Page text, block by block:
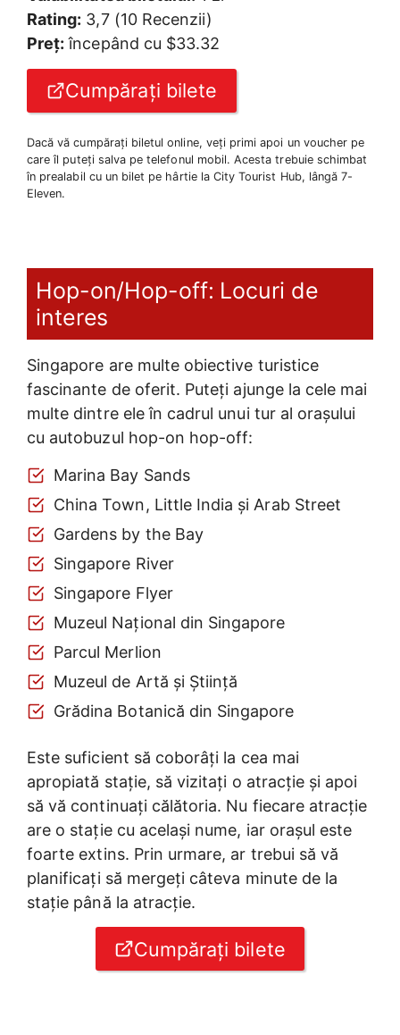
Rating: 3,7 (10 Recenzii)
Preț: începând cu $33.32
Cumpărați bilete
Dacă vă cumpărați biletul online, veți primi apoi un voucher pe
care îl puteți salva pe telefonul mobil. Acesta trebuie schimbat
în prealabil cu un bilet pe hârtie la City Tourist Hub, lângă 7-
Eleven.
Hop-on/Hop-off: Locuri de
interes
Singapore are multe obiective turistice
fascinante de oferit. Puteți ajunge la cele mai
multe dintre ele în cadrul unui tur al orașului
cu autobuzul hop-on hop-off:
Marina Bay Sands
China Town, Little India și Arab Street
Gardens by the Bay
Singapore River
Singapore Flyer
Muzeul Național din Singapore
Parcul Merlion
Muzeul de Artă și Știință
Grădina Botanică din Singapore
Este suficient să coborâți la cea mai
apropiată stație, să vizitați o atracție și apoi
să vă continuați călătoria. Nu fiecare atracție
are o stație cu același nume, iar orașul este
foarte extins. Prin urmare, ar trebui să vă
planificați să mergeți câteva minute de la
stație până la atracție.
Cumpărați bilete